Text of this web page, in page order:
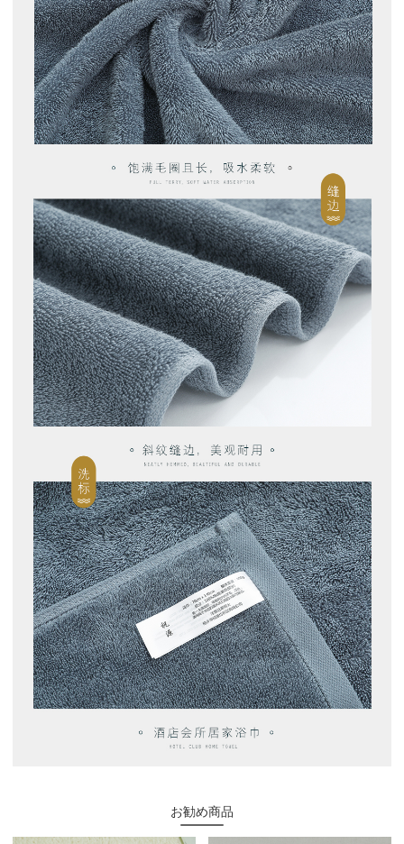
お勧め商品